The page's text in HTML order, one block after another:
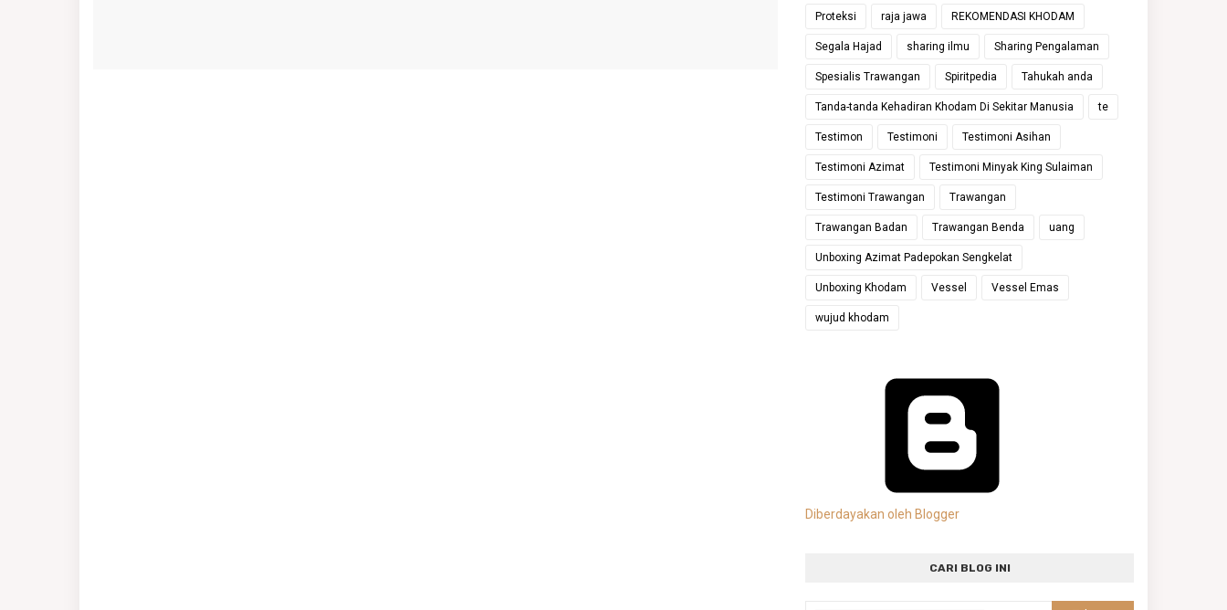
Proteksi raja jawa REKOMENDASI KHODAM
Segala Hajad sharing ilmu Sharing Pengalaman
Spesialis Trawangan Spiritpedia Tahukah anda
Tanda-tanda Kehadiran Khodam Di Sekitar Manusia te
Testimon Testimoni Testimoni Asihan
Testimoni Azimat Testimoni Minyak King Sulaiman
Testimoni Trawangan Trawangan
Trawangan Badan Trawangan Benda uang
Unboxing Azimat Padepokan Sengkelat
Unboxing Khodam Vessel Vessel Emas
wujud khodam
Diberdayakan oleh Blogger
CARI BLOG INI